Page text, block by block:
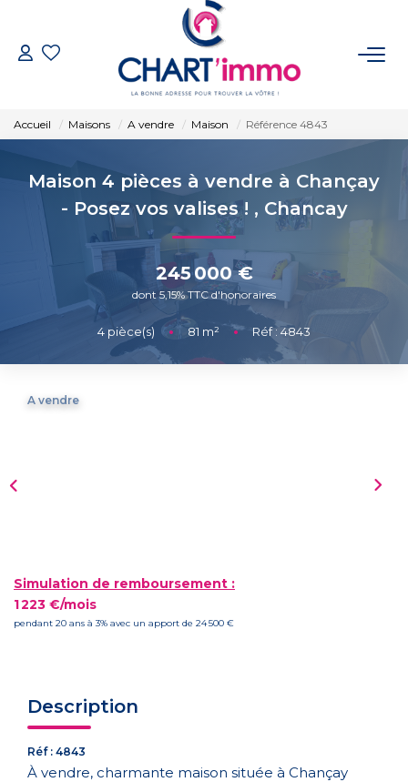
ACHETER
LOUER
ESTIMER
GÉRER
BIENS VENDUS
NOTRE AGENCE
Accueil Maisons A vendre Maison Référence 4843
Maison 4 pièces à vendre à Chançay
- Posez vos valises ! , Chancay
245 000 €
dont 5,15% TTC d'honoraires
4 pièce(s) • 81 m² • Réf : 4843
A vendre
Simulation de remboursement :
1 223 €/mois
pendant 20 ans à 3% avec un apport de 24 500 €
Description
Réf : 4843
À vendre, charmante maison située à Chançay